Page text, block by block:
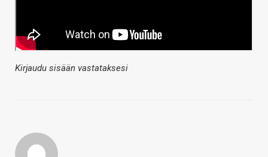
Kirjaudu sisään vastataksesi